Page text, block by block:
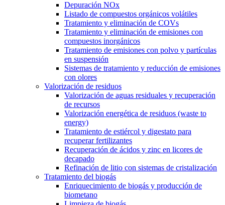
Depuración NOx
Listado de compuestos orgánicos volátiles
Tratamiento y eliminación de COVs
Tratamiento y eliminación de emisiones con
compuestos inorgánicos
Tratamiento de emisiones con polvo y partículas
en suspensión
Sistemas de tratamiento y reducción de emisiones
con olores
Valorización de residuos
Valorización de aguas residuales y recuperación
de recursos
Valorización energética de residuos (waste to
energy)
Tratamiento de estiércol y digestato para
recuperar fertilizantes
Recuperación de ácidos y zinc en licores de
decapado
Refinación de litio con sistemas de cristalización
Tratamiento del biogás
Enriquecimiento de biogás y producción de
biometano